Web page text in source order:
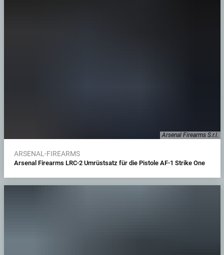
Arsenal Firearms S.r.l.
ARSENAL-FIREARMS
Arsenal Firearms LRC-2 Umrüstsatz für die Pistole AF-1 Strike One